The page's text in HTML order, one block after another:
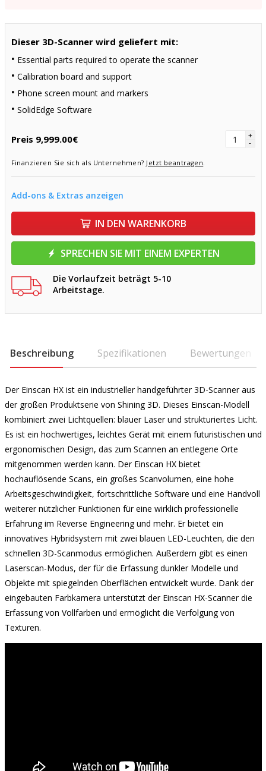
Dieser 3D-Scanner wird geliefert mit:
Essential parts required to operate the scanner
Calibration board and support
Phone screen mount and markers
SolidEdge Software
Preis 9,999.00€ +
-
Finanzieren Sie sich als Unternehmen? Jetzt beantragen.
Add-ons & Extras anzeigen
IN DEN WARENKORB
SPRECHEN SIE MIT EINEM EXPERTEN
Die Vorlaufzeit beträgt 5-10
Arbeitstage.
Beschreibung Spezifikationen Bewertungen
Der Einscan HX ist ein industrieller handgeführter 3D-Scanner aus
der großen Produktserie von Shining 3D. Dieses Einscan-Modell
kombiniert zwei Lichtquellen: blauer Laser und strukturiertes Licht.
Es ist ein hochwertiges, leichtes Gerät mit einem futuristischen und
ergonomischen Design, das zum Scannen an entlegene Orte
mitgenommen werden kann. Der Einscan HX bietet
hochauflösende Scans, ein großes Scanvolumen, eine hohe
Arbeitsgeschwindigkeit, fortschrittliche Software und eine Handvoll
weiterer nützlicher Funktionen für eine wirklich professionelle
Erfahrung im Reverse Engineering und mehr. Er bietet ein
innovatives Hybridsystem mit zwei blauen LED-Leuchten, die den
schnellen 3D-Scanmodus ermöglichen. Außerdem gibt es einen
Laserscan-Modus, der für die Erfassung dunkler Modelle und
Objekte mit spiegelnden Oberflächen entwickelt wurde. Dank der
eingebauten Farbkamera unterstützt der Einscan HX-Scanner die
Erfassung von Vollfarben und ermöglicht die Verfolgung von
Texturen.